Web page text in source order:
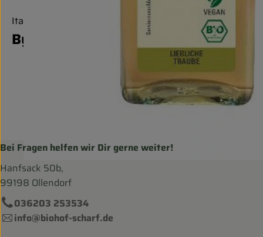
Italien
Byodo
Bei Fragen helfen wir Dir gerne weiter!
Hanfsack 50b,
99198 Ollendorf
036203 253534
info@biohof-scharf.de